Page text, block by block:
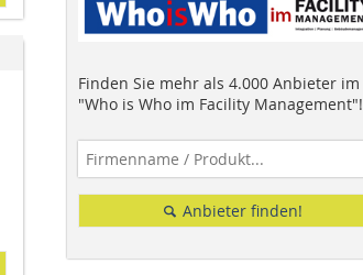
Finden Sie mehr als 4.000 Anbieter im
"Who is Who im Facility Management"!
Anbieter finden!